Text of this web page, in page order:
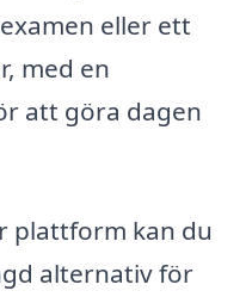
eller ett
med en
att göra dagen
plattform kan du
alternativ för